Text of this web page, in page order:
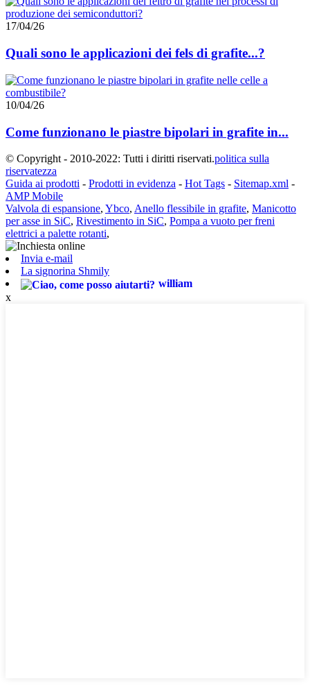
17/04/26
Quali sono le applicazioni dei fels di grafite...?
10/04/26
Come funzionano le piastre bipolari in grafite in...
© Copyright - 2010-2022: Tutti i diritti riservati.politica sulla
riservatezza
Guida ai prodotti - Prodotti in evidenza - Hot Tags - Sitemap.xml -
AMP Mobile
Valvola di espansione, Ybco, Anello flessibile in grafite, Manicotto
per asse in SiC, Rivestimento in SiC, Pompa a vuoto per freni
elettrici a palette rotanti,
Invia e-mail
La signorina Shmily
william
x